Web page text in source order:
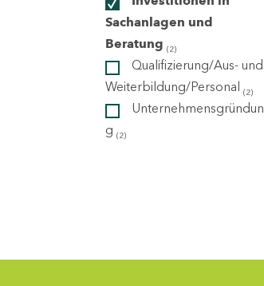
Sachanlagen und
Beratung (2)
Qualifizierung/Aus- und
Weiterbildung/Personal (2)
Unternehmensgründun
g (2)